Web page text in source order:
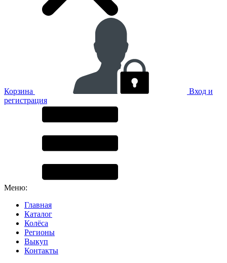
Корзина
Вход и
регистрация
Меню:
Главная
Каталог
Колёса
Регионы
Выкуп
Контакты